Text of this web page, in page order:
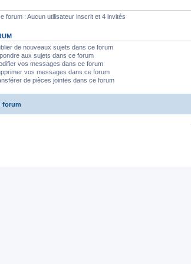
forum : Aucun utilisateur inscrit et 4 invités
de nouveaux sujets dans ce forum
aux sujets dans ce forum
vos messages dans ce forum
vos messages dans ce forum
de pièces jointes dans ce forum
forum